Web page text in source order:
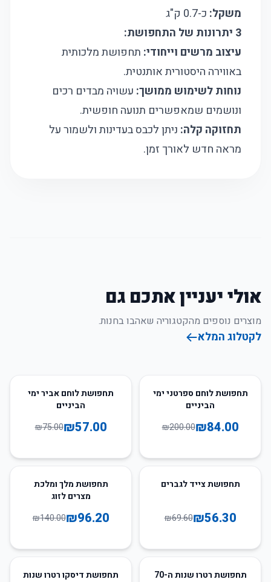
משקל: כ-0.7 ק"ג
3 יתרונות של התחפושת:
עיצוב מרשים וייחודי: תחפושת מלכותית
באווירה היסטורית אותנטית.
נוחות לשימוש ממושך: עשויה מבדים רכים
ונושמים שמאפשרים תנועה חופשית.
תחזוקה קלה: ניתן לכבס בעדינות ולשמור על
מראה חדש לאורך זמן.
אולי יעניין אתכם גם
מוצרים נוספים מהקטגוריה שאהבו בחנות.
לקטלוג המלא
58%תחפושת לוחם ספרטני ימי
הביניים
₪84.00
₪200.00
24
תחפושת לוחם אביר ימי
הביניים
₪57.00
₪75.00
19תחפושת צייד לגברים
₪56.30
₪69.60
תחפושת מלך ומלכת
מצרים לזוג
₪96.20
₪140.00
5%
תחפושת רטרו שנות ה-70
30%תחפושת דיסקו רטרו שנות